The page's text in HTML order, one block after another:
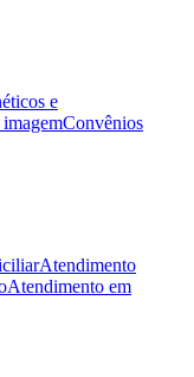
e
Convênios
Atendimento
Atendimento em